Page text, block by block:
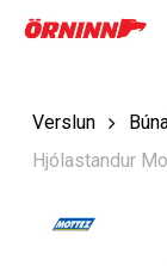
Fara
Verslun
Hjólastandur